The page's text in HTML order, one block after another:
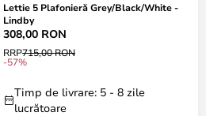
Lettie 5 Plafonieră Grey/Black/White -
Lindby
308,00 RON
RRP715,00 RON
-57%
Timp de livrare: 5 - 8 zile
lucrătoare